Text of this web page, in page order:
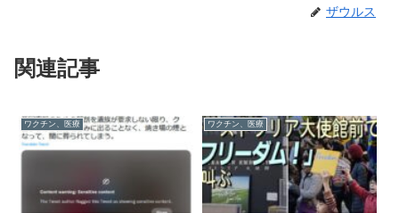
ザウルス
関連記事
ワクチン、医療 ワクチン、医療